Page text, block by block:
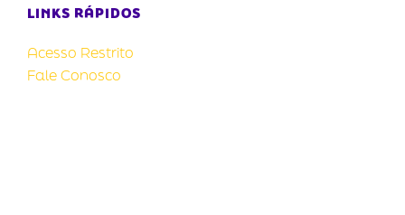
LINKS RÁPIDOS
Acesso Restrito
Fale Conosco